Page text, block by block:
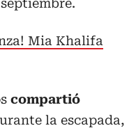
Mia Khalifa
compartió
la escapada,